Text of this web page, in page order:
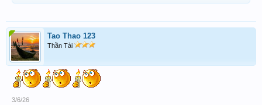
Tao Thao 123
Thần Tài
3/6/26